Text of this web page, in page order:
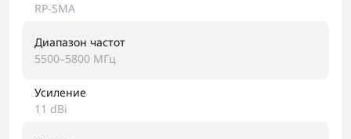
RP-SMA
Диапазон частот
5500–5800 МГц
Усиление
11 dBi